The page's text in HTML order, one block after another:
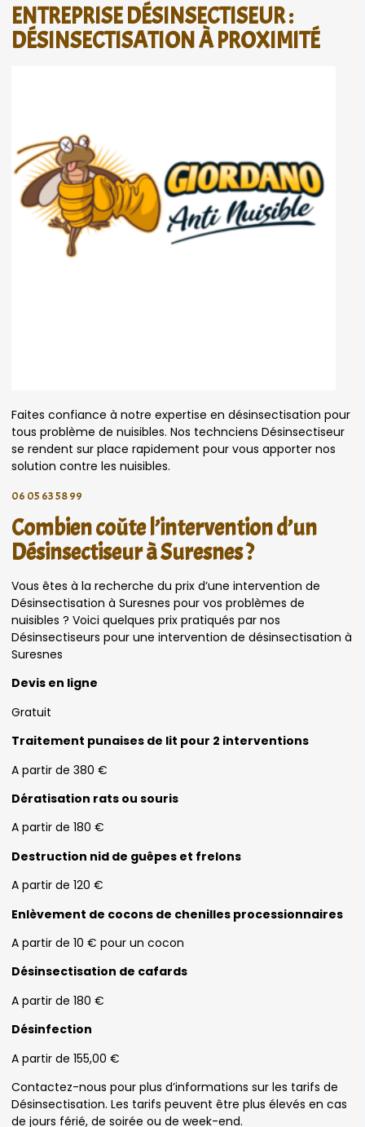
ENTREPRISE DÉSINSECTISEUR :
DÉSINSECTISATION À PROXIMITÉ
Faites confiance à notre expertise en désinsectisation pour
tous problème de nuisibles. Nos technciens Désinsectiseur
se rendent sur place rapidement pour vous apporter nos
solution contre les nuisibles.
06 05 63 58 99
Combien coûte l’intervention d’un
Désinsectiseur à Suresnes ?
Vous êtes à la recherche du prix d’une intervention de
Désinsectisation à Suresnes pour vos problèmes de
nuisibles ? Voici quelques prix pratiqués par nos
Désinsectiseurs pour une intervention de désinsectisation à
Suresnes
Devis en ligne
Gratuit
Traitement punaises de lit pour 2 interventions
A partir de 380 €
Dératisation rats ou souris
A partir de 180 €
Destruction nid de guêpes et frelons
A partir de 120 €
Enlèvement de cocons de chenilles processionnaires
A partir de 10 € pour un cocon
Désinsectisation de cafards
A partir de 180 €
Désinfection
A partir de 155,00 €
Contactez-nous pour plus d’informations sur les tarifs de
Désinsectisation. Les tarifs peuvent être plus élevés en cas
de jours férié, de soirée ou de week-end.